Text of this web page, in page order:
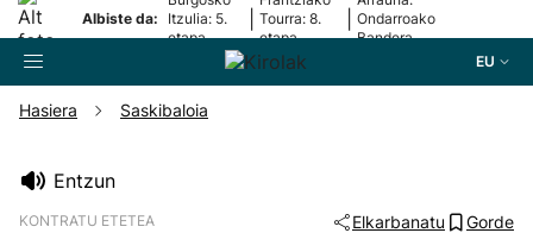
Albiste da:
Itzulia: 5.
etapa
Tourra: 8.
etapa
Ondarroako
Bandera
EU
Hasiera Saskibaloia
Entzun
KONTRATU ETETEA Elkarbanatu Gorde